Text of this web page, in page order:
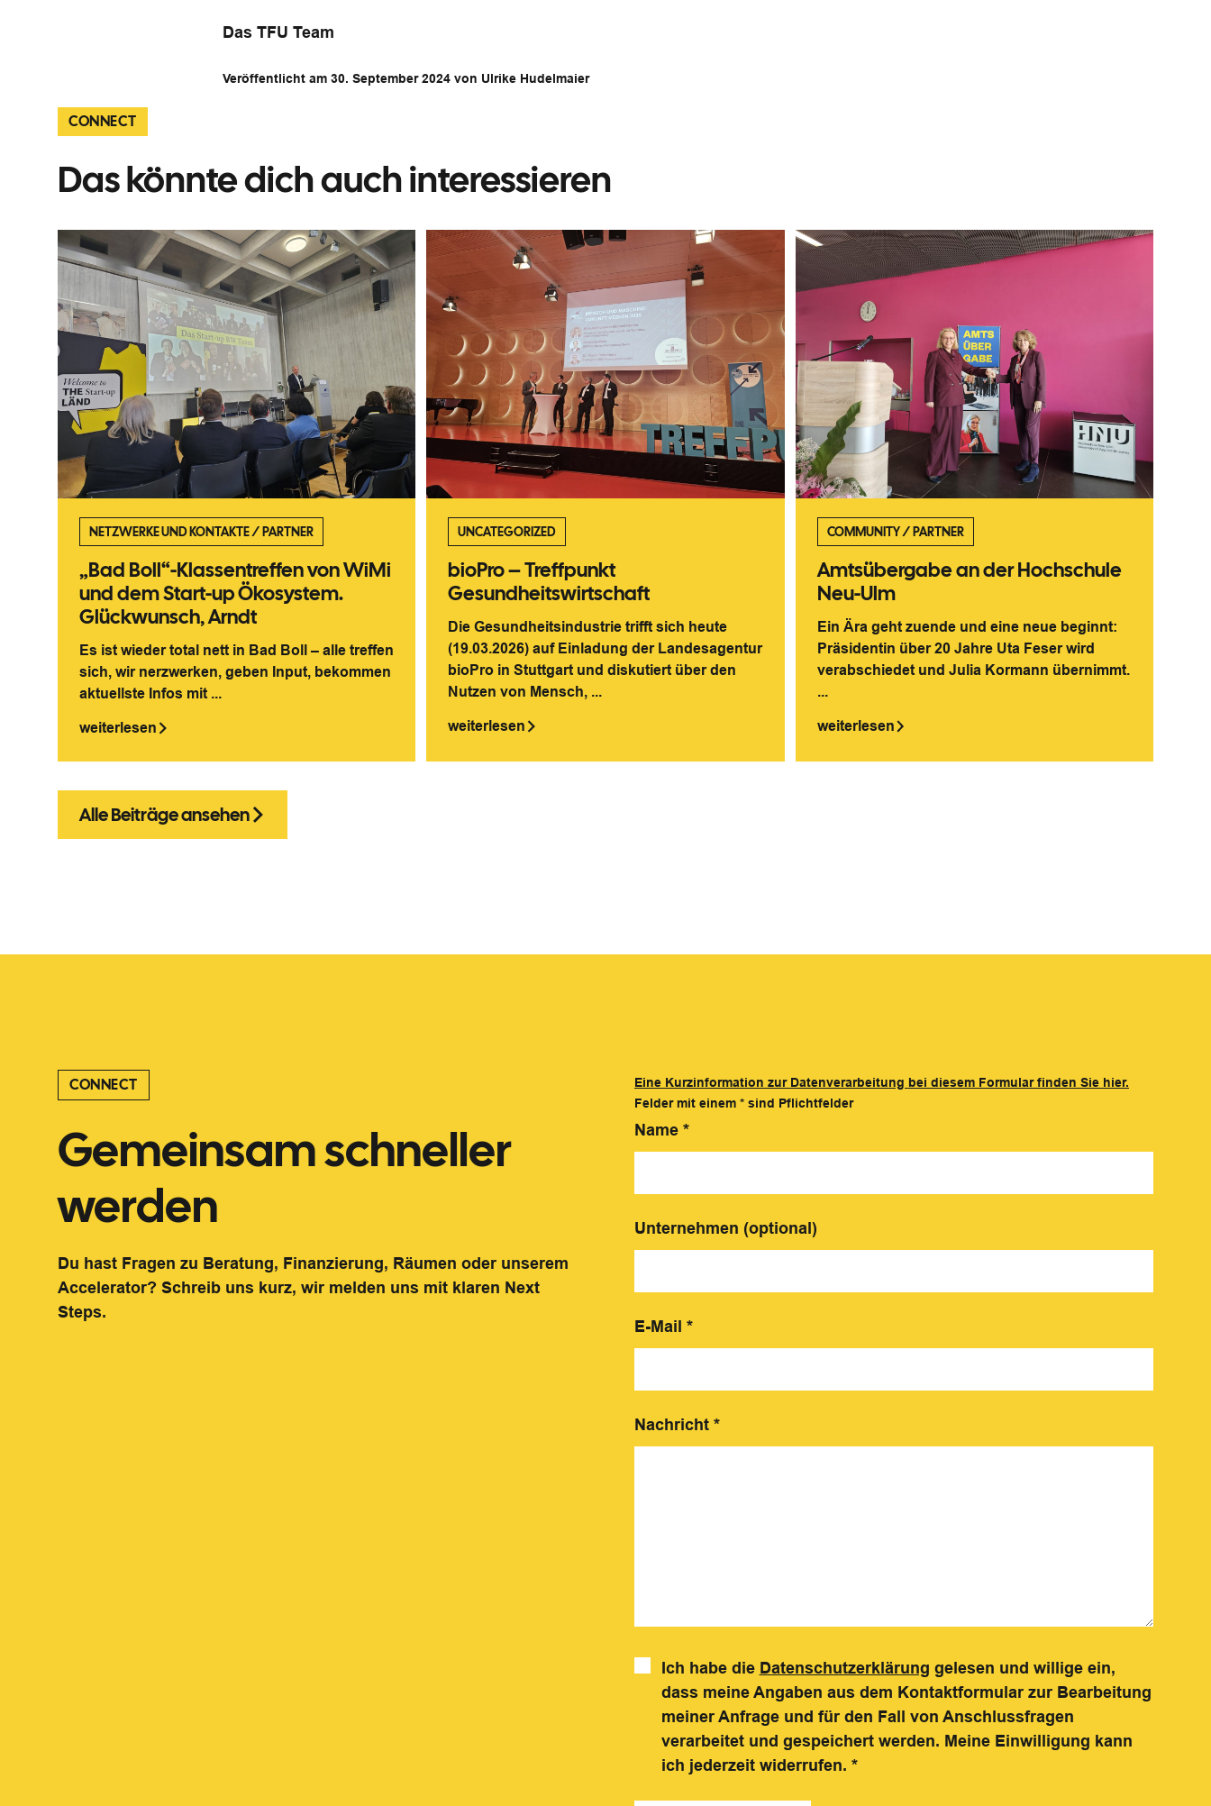
Das TFU Team
Veröffentlicht am 30. September 2024 von Ulrike Hudelmaier
CONNECT
Das könnte dich auch interessieren
NETZWERKE UND KONTAKTE/ PARTNER
„Bad Boll“-Klassentreffen von WiMi
und dem Start-up Ökosystem.
Glückwunsch, Arndt
Es ist wieder total nett in Bad Boll – alle treffen
sich, wir nerzwerken, geben Input, bekommen
aktuellste Infos mit ...
weiterlesen
UNCATEGORIZED
bioPro – Treffpunkt
Gesundheitswirtschaft
Die Gesundheitsindustrie trifft sich heute
(19.03.2026) auf Einladung der Landesagentur
bioPro in Stuttgart und diskutiert über den
Nutzen von Mensch, ...
weiterlesen
COMMUNITY/ PARTNER
Amtsübergabe an der Hochschule
Neu-Ulm
Ein Ära geht zuende und eine neue beginnt:
Präsidentin über 20 Jahre Uta Feser wird
verabschiedet und Julia Kormann übernimmt.
...
weiterlesen
Alle Beiträge ansehen
CONNECT
Gemeinsam schneller
werden
Du hast Fragen zu Beratung, Finanzierung, Räumen oder unserem
Accelerator? Schreib uns kurz, wir melden uns mit klaren Next
Steps.
Eine Kurzinformation zur Datenverarbeitung bei diesem Formular finden Sie hier.
Felder mit einem * sind Pflichtfelder
Name *
Unternehmen (optional)
E-Mail *
Nachricht *
Ich habe die Datenschutzerklärung gelesen und willige ein,
dass meine Angaben aus dem Kontaktformular zur Bearbeitung
meiner Anfrage und für den Fall von Anschlussfragen
verarbeitet und gespeichert werden. Meine Einwilligung kann
ich jederzeit widerrufen. *